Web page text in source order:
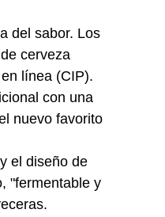
del sabor. Los
cerveza
línea (CIP).
con una
nuevo favorito
el diseño de
"fermentable y